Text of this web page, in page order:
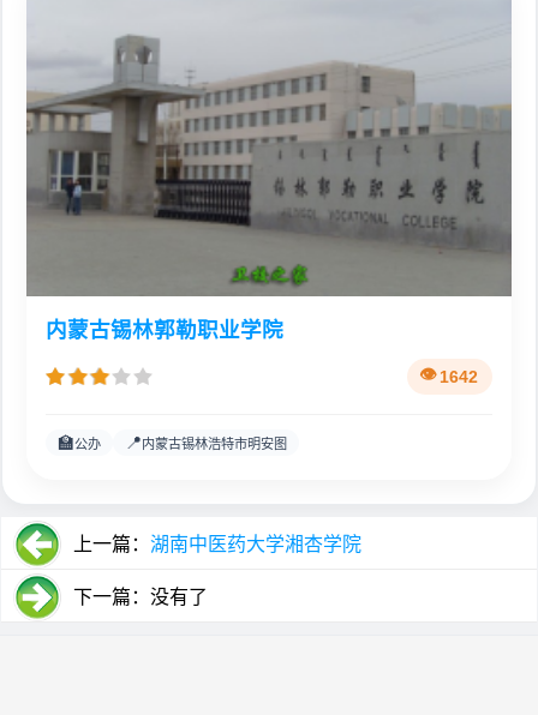
内蒙古锡林郭勒职业学院
1642
🏫公办 📍内蒙古锡林浩特市明安图
上一篇： 湖南中医药大学湘杏学院
下一篇：没有了